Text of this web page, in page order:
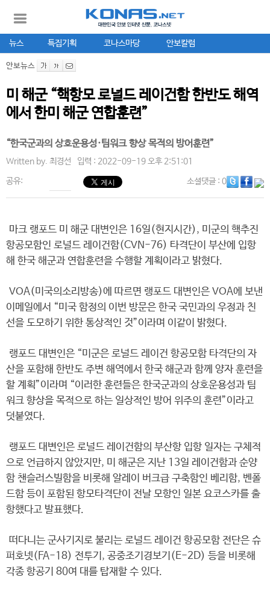
뉴스 특집기획 코나스마당 안보칼럼
안보뉴스
미 해군 “핵항모 로널드 레이건함 한반도 해역
에서 한미 해군 연합훈련”
“한국군과의 상호운용성·팀워크 향상 목적의 방어훈련”
Written by. 최경선 입력 : 2022-09-19 오후 2:51:01
공유: 소셜댓글: 0
마크 랭포드 미 해군 대변인은 16일(현지시간), 미군의 핵추진
항공모함인 로널드 레이건함(CVN-76) 타격단이 부산에 입항
해 한국 해군과 연합훈련을 수행할 계획이라고 밝혔다.
VOA(미국의소리방송)에 따르면 랭포드 대변인은 VOA에 보낸
이메일에서 “미국 함정의 이번 방문은 한국 국민과의 우정과 친
선을 도모하기 위한 통상적인 것”이라며 이같이 밝혔다.
랭포드 대변인은 “미군은 로널드 레이건 항공모함 타격단의 자
산을 포함해 한반도 주변 해역에서 한국 해군과 함께 양자 훈련을
할 계획”이라며 “이러한 훈련들은 한국군과의 상호운용성과 팀
워크 향상을 목적으로 하는 일상적인 방어 위주의 훈련”이라고
덧붙였다.
랭포드 대변인은 로널드 레이건함의 부산항 입항 일자는 구체적
으로 언급하지 않았지만, 미 해군은 지난 13일 레이건함과 순양
함 챈슬러스빌함을 비롯해 알레이 버크급 구축함인 베리함, 벤폴
드함 등이 포함된 항모타격단이 전날 모항인 일본 요코스카를 출
항했다고 발표했다.
떠다니는 군사기지로 불리는 로널드 레이건 항공모함 전단은 슈
퍼호넷(FA-18) 전투기, 공중조기경보기(E-2D) 등을 비롯해
각종 항공기 80여 대를 탑재할 수 있다.